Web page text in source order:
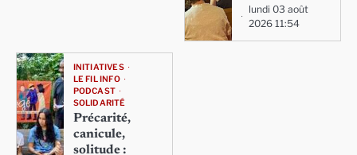
lundi 03 août
2026 11:54
INITIATIVES
LE FIL INFO
PODCAST
SOLIDARITÉ
Précarité,
canicule,
solitude :